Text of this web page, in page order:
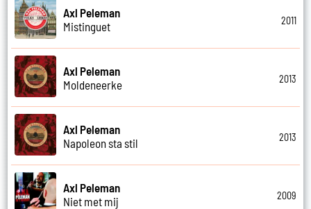
Axl Peleman
Mistinguet
2011
Axl Peleman
Moldeneerke
2013
Axl Peleman
Napoleon sta stil
2013
Axl Peleman
Niet met mij
2009